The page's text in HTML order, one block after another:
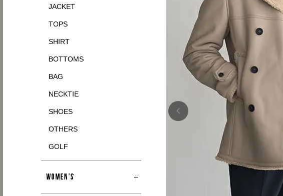
JACKET
TOPS
SHIRT
BOTTOMS
BAG
NECKTIE
SHOES
OTHERS
GOLF